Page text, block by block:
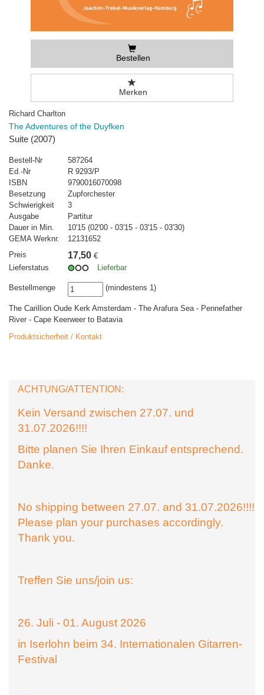
Bestellen
Merken
Richard Charlton
The Adventures of the Duyfken
Suite (2007)
Bestell-Nr
587264
Ed.-Nr
R 9293/P
ISBN
9790016070098
Besetzung
Zupforchester
Schwierigkeit
3
Ausgabe
Partitur
Dauer in Min.
10'15 (02'00 - 03'15 - 03'15 - 03'30)
GEMA Werknr.
12131652
Preis
17,50 €
Lieferstatus
Lieferbar
Bestellmenge (mindestens 1)
The Carillion Oude Kerk Amsterdam - The Arafura Sea - Pennefather
River - Cape Keerweer to Batavia
Produktsicherheit / Kontakt
ACHTUNG/ATTENTION:
Kein Versand zwischen 27.07. und
31.07.2026!!!!
Bitte planen Sie Ihren Einkauf entsprechend.
Danke.
No shipping between 27.07. and 31.07.2026!!!!
Please plan your purchases accordingly.
Thank you.
Treffen Sie uns/join us:
26. Juli - 01. August 2026
in Iserlohn beim 34. Internationalen Gitarren-
Festival